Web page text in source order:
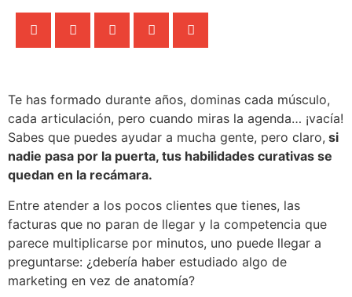
Te has formado durante años, dominas cada músculo,
cada articulación, pero cuando miras la agenda… ¡vacía!
Sabes que puedes ayudar a mucha gente, pero claro, si
nadie pasa por la puerta, tus habilidades curativas se
quedan en la recámara.
Entre atender a los pocos clientes que tienes, las
facturas que no paran de llegar y la competencia que
parece multiplicarse por minutos, uno puede llegar a
preguntarse: ¿debería haber estudiado algo de
marketing en vez de anatomía?